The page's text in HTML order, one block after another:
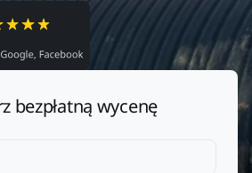
bezpłatną wycenę